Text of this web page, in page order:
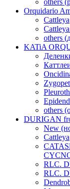
others
Orquidario
Cattleya
others
KATiA
others
DURIGAN
New
Cattleya
RLC.
RLC.